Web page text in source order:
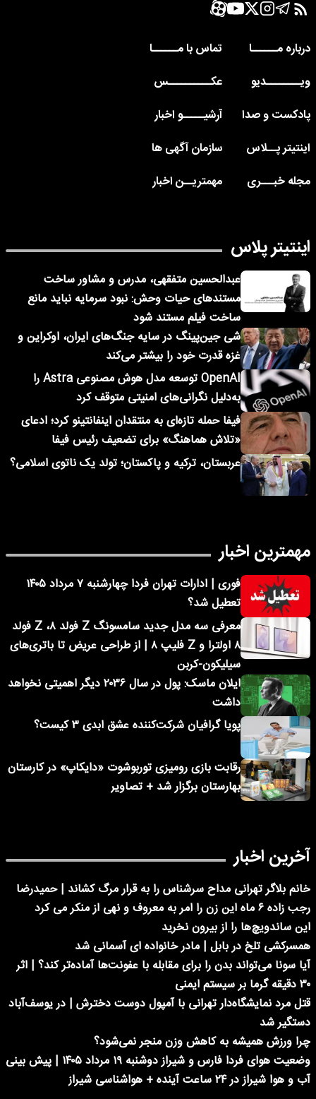
درباره مــــــا
تماس با مــــــا
ویــــــــدیو
عکــــــــــس
پادکست و صدا
آرشیـــــو اخبار
اینتیتر پــلاس
سازمان آگهی ها
مجله خبـــری
مهمتریــن اخبار
اینتیتر پلاس
عبدالحسین متفقهی، مدرس و مشاور ساخت
مستندهای حیات وحش: نبود سرمایه نباید مانع
ساخت فیلم مستند شود
شی جین‌پینگ در سایه جنگ‌های ایران، اوکراین و
غزه قدرت خود را بیشتر می‌کند
OpenAI توسعه مدل هوش مصنوعی Astra را
به‌دلیل نگرانی‌های امنیتی متوقف کرد
فیفا حمله تازه‌ای به منتقدان اینفانتینو کرد؛ ادعای
«تلاش هماهنگ» برای تضعیف رئیس فیفا
عربستان، ترکیه و پاکستان؛ تولد یک ناتوی اسلامی؟
مهمترین اخبار
فوری | ادارات تهران فردا چهارشنبه ۷ مرداد ۱۴۰۵
تعطیل شد؟
معرفی سه مدل جدید سامسونگ Z فولد ۸، Z فولد
۸ اولترا و Z فلیپ ۸ | از طراحی عریض تا باتری‌های
سیلیکون-کربن
ایلان ماسک: پول در سال ۲۰۳۶ دیگر اهمیتی نخواهد
داشت
پویا گرافیان شرکت‌کننده عشق ابدی ۳ کیست؟
رقابت بازی رومیزی توربوشوت «دایکاپ» در کارستان
بهارستان برگزار شد + تصاویر
آخرین اخبار
خانم بلاگر تهرانی مداح سرشناس را به قرار مرگ کشاند | حمیدرضا
رجب زاده ۶ ماه این زن را امر به معروف و نهی از منکر می کرد
این ساندویچ‌ها را از بیرون نخرید
همسرکشی تلخ در بابل | مادر خانواده ای آسمانی شد
آیا سونا می‌تواند بدن را برای مقابله با عفونت‌ها آماده‌تر کند؟ | اثر
۳۰ دقیقه گرما بر سیستم ایمنی
قتل مرد نمایشگاه‌دار تهرانی با آمپول دوست دخترش | در یوسف‌آباد
دستگیر شد
چرا ورزش همیشه به کاهش وزن منجر نمی‌شود؟
وضعیت هوای فردا فارس و شیراز دوشنبه ۱۹ مرداد ۱۴۰۵ | پیش بینی
آب و هوا شیراز در ۲۴ ساعت آینده + هواشناسی شیراز